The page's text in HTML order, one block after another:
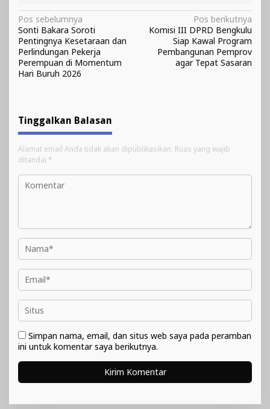
Navigasi
pos
Pos sebelumnya
Sonti Bakara Soroti
Pentingnya Kesetaraan dan
Perlindungan Pekerja
Perempuan di Momentum
Hari Buruh 2026
Pos berikutnya
Komisi III DPRD Bengkulu
Siap Kawal Program
Pembangunan Pemprov
agar Tepat Sasaran
Tinggalkan Balasan
Alamat email Anda tidak akan dipublikasikan. Ruas yang wajib
ditandai *
Simpan nama, email, dan situs web saya pada peramban
ini untuk komentar saya berikutnya.